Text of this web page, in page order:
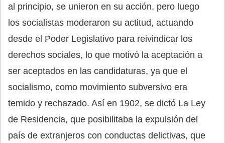
al principio, se unieron en su acción, pero luego
los socialistas moderaron su actitud, actuando
desde el Poder Legislativo para reivindicar los
derechos sociales, lo que motivó la aceptación a
ser aceptados en las candidaturas, ya que el
socialismo, como movimiento subversivo era
temido y rechazado. Así en 1902, se dictó La Ley
de Residencia, que posibilitaba la expulsión del
país de extranjeros con conductas delictivas, que